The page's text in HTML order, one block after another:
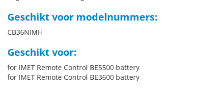
Geschikt voor modelnummers:
CB36NIMH
Geschikt voor:
for IMET Remote Control BE5500 battery
for IMET Remote Control BE3600 battery